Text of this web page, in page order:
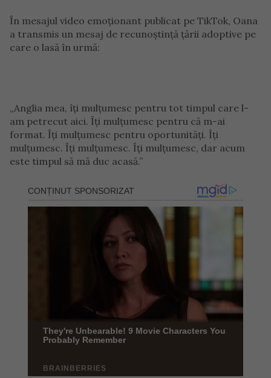
În mesajul video emoționant publicat pe TikTok, Oana
a transmis un mesaj de recunoștință țării adoptive pe
care o lasă în urmă:
„Anglia mea, îți mulțumesc pentru tot timpul care l-
am petrecut aici. Îți mulțumesc pentru că m-ai
format. Îți mulțumesc pentru oportunități. Îți
mulțumesc. Îți mulțumesc. Îți mulțumesc, dar acum
este timpul să mă duc acasă.”